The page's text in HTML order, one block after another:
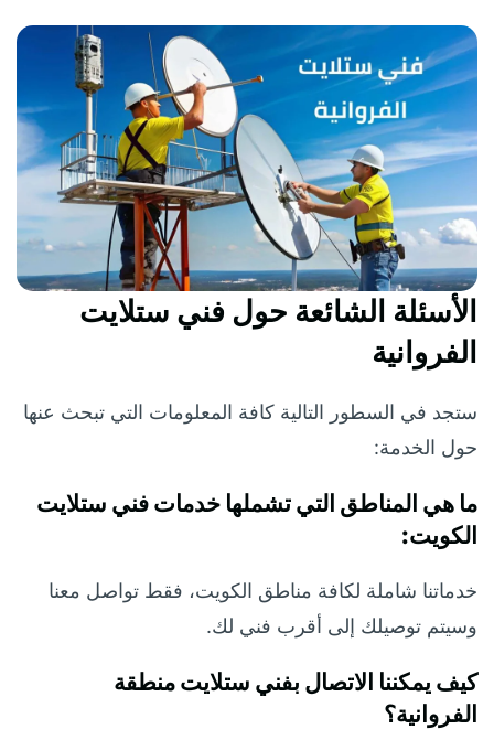
الأسئلة الشائعة حول فني ستلايت
الفروانية
ستجد في السطور التالية كافة المعلومات التي تبحث عنها
حول الخدمة:
ما هي المناطق التي تشملها خدمات فني ستلايت
الكويت:
خدماتنا شاملة لكافة مناطق الكويت، فقط تواصل معنا
وسيتم توصيلك إلى أقرب فني لك.
كيف يمكننا الاتصال بفني ستلايت منطقة
الفروانية؟